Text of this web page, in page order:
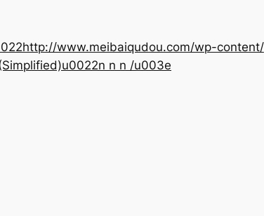
www.meibaiqudou.com/wp-
n n /u003e